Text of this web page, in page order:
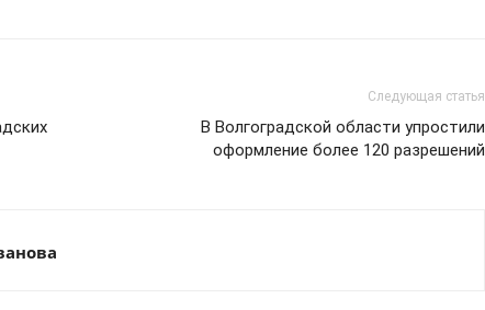
Следующая статья
В Волгоградской области упростили
оформление более 120 разрешений